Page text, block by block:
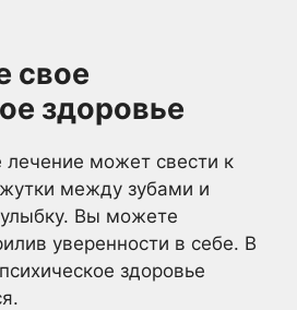
свое
здоровье
лечение может свести к
между зубами и
Вы можете
уверенности в себе. В
здоровье